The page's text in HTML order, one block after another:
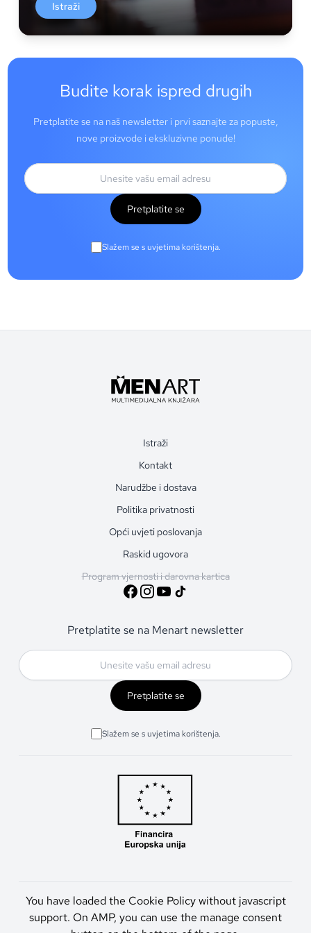
Istraži
Budite korak ispred drugih
Pretplatite se na naš newsletter i prvi saznajte za popuste,
nove proizvode i ekskluzivne ponude!
Pretplatite se
Slažem se s uvjetima korištenja.
Istraži
Kontakt
Narudžbe i dostava
Politika privatnosti
Opći uvjeti poslovanja
Raskid ugovora
Program vjernosti i darovna kartica
Pretplatite se na Menart newsletter
Pretplatite se
Slažem se s uvjetima korištenja.
You have loaded the Cookie Policy without javascript
support. On AMP, you can use the manage consent